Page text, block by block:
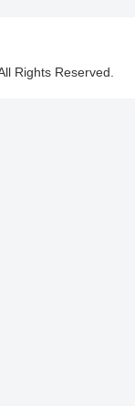
Rights Reserved.